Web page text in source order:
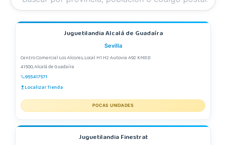
Juguetilandia Alcalá de Guadaíra
Sevilla
Centro Comercial Los Alcores, Local H1 H2 Autovia A92 KM8.8
41500, Alcalá de Guadaíra
955417571
Localizar Tienda
POCAS UNIDADES
Juguetilandia Finestrat